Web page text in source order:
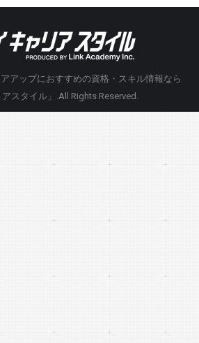
アップにおすすめの資格・スキル情報なら
スタイル」
.All Rights Reserved.